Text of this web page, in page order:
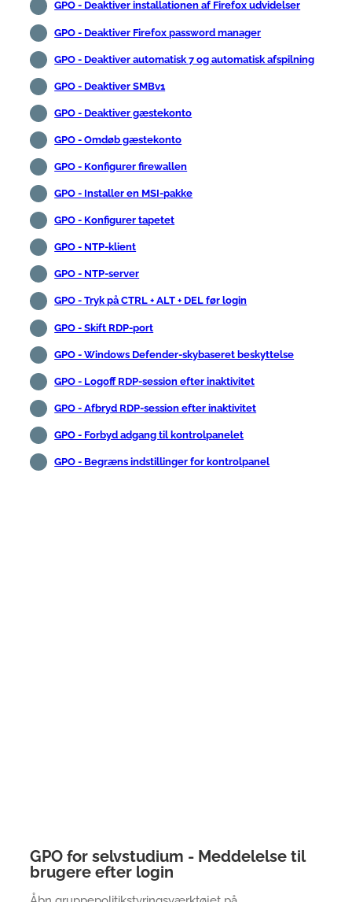
GPO - Deaktiver installationen af Firefox udvidelser
GPO - Deaktiver Firefox password manager
GPO - Deaktiver automatisk 7 og automatisk afspilning
GPO - Deaktiver SMBv1
GPO - Deaktiver gæstekonto
GPO - Omdøb gæstekonto
GPO - Konfigurer firewallen
GPO - Installer en MSI-pakke
GPO - Konfigurer tapetet
GPO - NTP-klient
GPO - NTP-server
GPO - Tryk på CTRL + ALT + DEL før login
GPO - Skift RDP-port
GPO - Windows Defender-skybaseret beskyttelse
GPO - Logoff RDP-session efter inaktivitet
GPO - Afbryd RDP-session efter inaktivitet
GPO - Forbyd adgang til kontrolpanelet
GPO - Begræns indstillinger for kontrolpanel
GPO for selvstudium - Meddelelse til
brugere efter login